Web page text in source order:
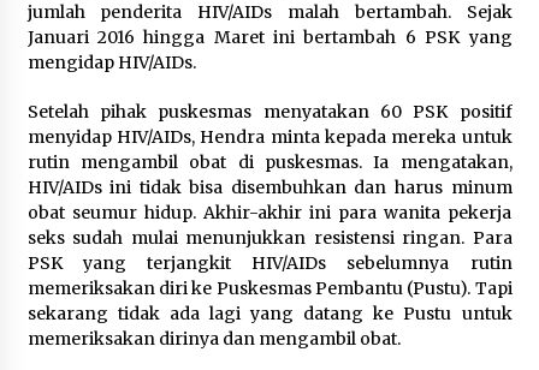
8 Agustus 2026
12 Coklat Terbaik dan Enak di
Pasaran
8 Agustus 2026
9 Kopi Botol Terbaik yang Praktis
untuk Menemani Aktivitas
8 Agustus 2026
jumlah penderita HIV/AIDs malah bertambah. Sejak
Januari 2016 hingga Maret ini bertambah 6 PSK yang
mengidap HIV/AIDs.
Setelah pihak puskesmas menyatakan 60 PSK positif
menyidap HIV/AIDs, Hendra minta kepada mereka untuk
rutin mengambil obat di puskesmas. Ia mengatakan,
HIV/AIDs ini tidak bisa disembuhkan dan harus minum
obat seumur hidup. Akhir-akhir ini para wanita pekerja
seks sudah mulai menunjukkan resistensi ringan. Para
PSK yang terjangkit HIV/AIDs sebelumnya rutin
memeriksakan diri ke Puskesmas Pembantu (Pustu). Tapi
sekarang tidak ada lagi yang datang ke Pustu untuk
memeriksakan dirinya dan mengambil obat.